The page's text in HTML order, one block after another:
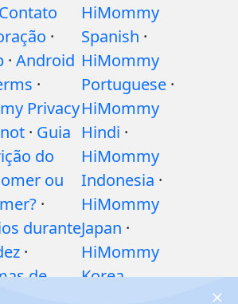
Contato
·
· Android
·
Privacy
· Guia
do
ou
·
durante
·
de
HiMommy
Spanish ·
HiMommy
Portuguese ·
HiMommy
Hindi ·
HiMommy
Indonesia ·
HiMommy
Japan ·
HiMommy
Korea